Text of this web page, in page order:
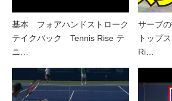
基本 フォアハンドストローク
テイクバック Tennis Rise テ
ニ…
サーブ
トップ
Ri…